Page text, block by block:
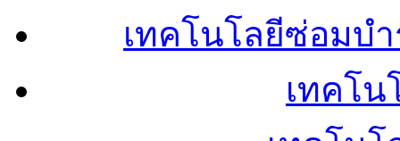
เทคโนโลยีซ่อมบ
เทคโน